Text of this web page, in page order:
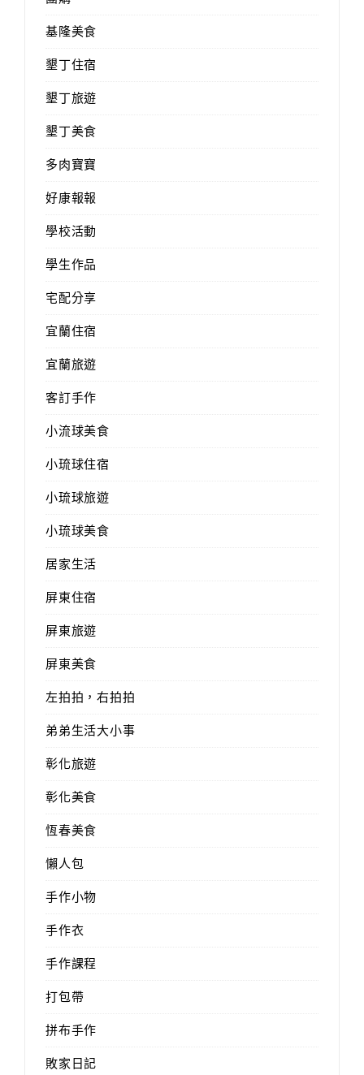
基隆美食
墾丁住宿
墾丁旅遊
墾丁美食
多肉寶寶
好康報報
學校活動
學生作品
宅配分享
宜蘭住宿
宜蘭旅遊
客訂手作
小流球美食
小琉球住宿
小琉球旅遊
小琉球美食
居家生活
屏東住宿
屏東旅遊
屏東美食
左拍拍，右拍拍
弟弟生活大小事
彰化旅遊
彰化美食
恆春美食
懶人包
手作小物
手作衣
手作課程
打包帶
拼布手作
敗家日記